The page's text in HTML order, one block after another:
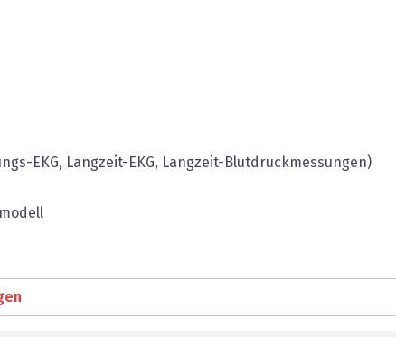
EKG, Langzeit-EKG, Langzeit-Blutdruckmessungen)